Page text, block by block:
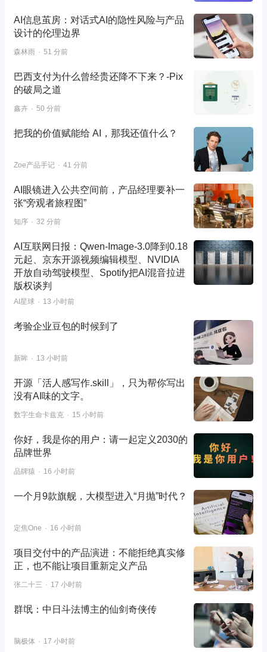
AI信息茧房：对话式AI的隐性风险与产品
设计的伦理边界
森林雨 51 分前
巴西支付为什么曾经贵还降不下来？-Pix
的破局之道
鑫卉 50 分前
把我的价值赋能给 AI，那我还值什么？
Zoe产品手记 41 分前
AI眼镜进入公共空间前，产品经理要补一
张“旁观者旅程图”
知序 32 分前
AI互联网日报：Qwen-Image-3.0降到0.18
元起、京东开源视频编辑模型、NVIDIA
开放自动驾驶模型、Spotify把AI混音拉进
版权谈判
AI星球 13 小时前
考验企业豆包的时候到了
新眸 13 小时前
开源「活人感写作.skill」，只为帮你写出
没有AI味的文字。
数字生命卡兹克 15 小时前
你好，我是你的用户：请一起定义2030的
品牌世界
品牌猿 16 小时前
一个月9款旗舰，大模型进入“月抛”时代？
定焦One 16 小时前
项目交付中的产品演进：不能拒绝真实修
正，也不能让项目重新定义产品
张二十三 17 小时前
群氓：中日斗法博主的仙剑奇侠传
脑极体 17 小时前